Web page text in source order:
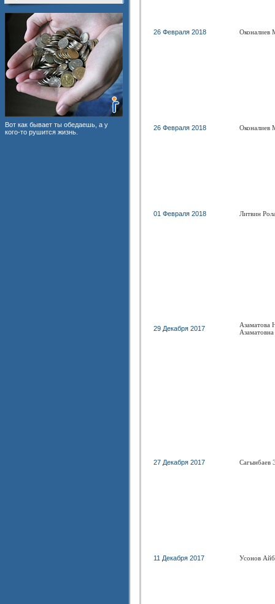
Вот как бывает ты обедаешь, а у
кого-то рушится жизнь.
26 Февраля 2018 Оконалиев
26 Февраля 2018 Оконалиев
01 Февраля 2018 Литвин
29 Декабря 2017
Азаматова
Азаматовна
27 Декабря 2017 Сагынбаев
11 Декабря 2017 Усонов